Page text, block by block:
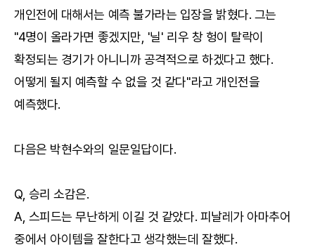
개인전에 대해서는 예측 불가라는 입장을 밝혔다. 그는
"4명이 올라가면 좋겠지만, '닐' 리우 창 헝이 탈락이
확정되는 경기가 아니니까 공격적으로 하겠다고 했다.
어떻게 될지 예측할 수 없을 것 같다"라고 개인전을
예측했다.
다음은 박현수와의 일문일답이다.
Q, 승리 소감은.
A, 스피드는 무난하게 이길 것 같았다. 피날레가 아마추어
중에서 아이템을 잘한다고 생각했는데 잘했다.